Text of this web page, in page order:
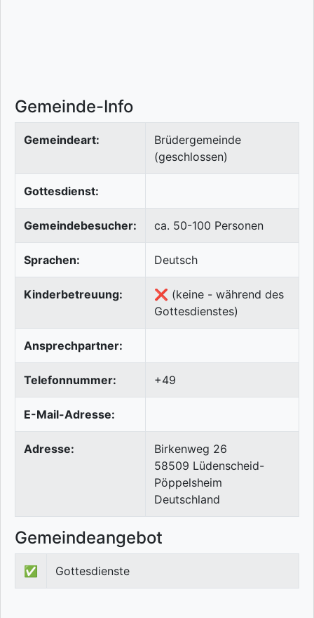
Gemeinde-Info
Gemeindeart:
Brüdergemeinde
(geschlossen)
Gottesdienst:
Gemeindebesucher: ca. 50-100 Personen
Sprachen: Deutsch
Kinderbetreuung:
❌ (keine - während des
Gottesdienstes)
Ansprechpartner:
Telefonnummer: +49
E-Mail-Adresse:
Adresse:
Birkenweg 26
58509 Lüdenscheid-
Pöppelsheim
Deutschland
Gemeindeangebot
✅ Gottesdienste